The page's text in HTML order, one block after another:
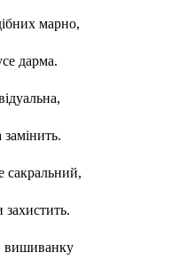
марно,
дарма.
замінить.
сакральний,
вишиванку